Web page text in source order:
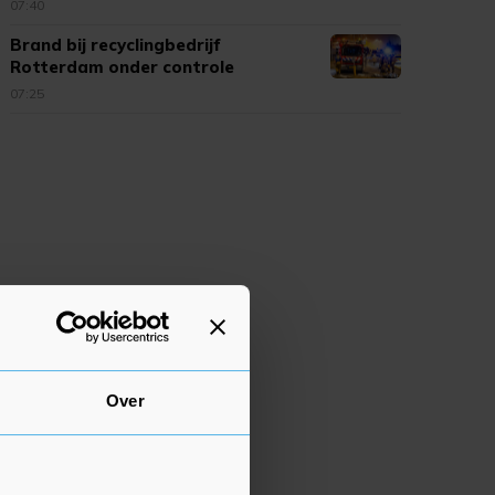
Over
07:40
Brand bij recyclingbedrijf
Rotterdam onder controle
07:25